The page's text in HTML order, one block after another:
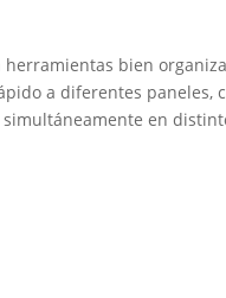
bien
a diferentes paneles,
en